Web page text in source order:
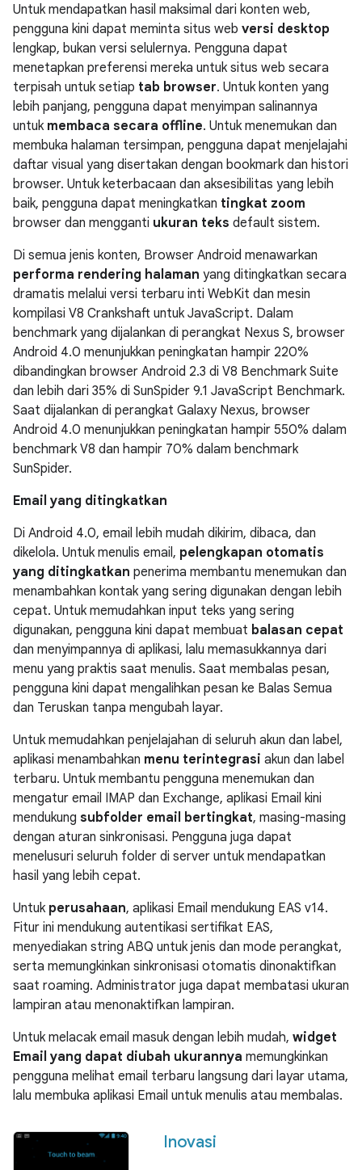
Untuk mendapatkan hasil maksimal dari konten web,
pengguna kini dapat meminta situs web versi desktop
lengkap, bukan versi selulernya. Pengguna dapat
menetapkan preferensi mereka untuk situs web secara
terpisah untuk setiap tab browser. Untuk konten yang
lebih panjang, pengguna dapat menyimpan salinannya
untuk membaca secara offline. Untuk menemukan dan
membuka halaman tersimpan, pengguna dapat menjelajahi
daftar visual yang disertakan dengan bookmark dan histori
browser. Untuk keterbacaan dan aksesibilitas yang lebih
baik, pengguna dapat meningkatkan tingkat zoom
browser dan mengganti ukuran teks default sistem.
Di semua jenis konten, Browser Android menawarkan
performa rendering halaman yang ditingkatkan secara
dramatis melalui versi terbaru inti WebKit dan mesin
kompilasi V8 Crankshaft untuk JavaScript. Dalam
benchmark yang dijalankan di perangkat Nexus S, browser
Android 4.0 menunjukkan peningkatan hampir 220%
dibandingkan browser Android 2.3 di V8 Benchmark Suite
dan lebih dari 35% di SunSpider 9.1 JavaScript Benchmark.
Saat dijalankan di perangkat Galaxy Nexus, browser
Android 4.0 menunjukkan peningkatan hampir 550% dalam
benchmark V8 dan hampir 70% dalam benchmark
SunSpider.
Email yang ditingkatkan
Di Android 4.0, email lebih mudah dikirim, dibaca, dan
dikelola. Untuk menulis email, pelengkapan otomatis
yang ditingkatkan penerima membantu menemukan dan
menambahkan kontak yang sering digunakan dengan lebih
cepat. Untuk memudahkan input teks yang sering
digunakan, pengguna kini dapat membuat balasan cepat
dan menyimpannya di aplikasi, lalu memasukkannya dari
menu yang praktis saat menulis. Saat membalas pesan,
pengguna kini dapat mengalihkan pesan ke Balas Semua
dan Teruskan tanpa mengubah layar.
Untuk memudahkan penjelajahan di seluruh akun dan label,
aplikasi menambahkan menu terintegrasi akun dan label
terbaru. Untuk membantu pengguna menemukan dan
mengatur email IMAP dan Exchange, aplikasi Email kini
mendukung subfolder email bertingkat, masing-masing
dengan aturan sinkronisasi. Pengguna juga dapat
menelusuri seluruh folder di server untuk mendapatkan
hasil yang lebih cepat.
Untuk perusahaan, aplikasi Email mendukung EAS v14.
Fitur ini mendukung autentikasi sertifikat EAS,
menyediakan string ABQ untuk jenis dan mode perangkat,
serta memungkinkan sinkronisasi otomatis dinonaktifkan
saat roaming. Administrator juga dapat membatasi ukuran
lampiran atau menonaktifkan lampiran.
Untuk melacak email masuk dengan lebih mudah, widget
Email yang dapat diubah ukurannya memungkinkan
pengguna melihat email terbaru langsung dari layar utama,
lalu membuka aplikasi Email untuk menulis atau membalas.
Inovasi